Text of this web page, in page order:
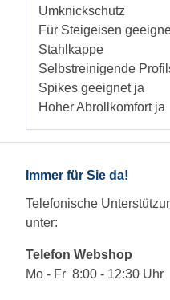
Für Steigeisen
Stahlkappe
Selbstreinigende
Spikes geeignet ja
Hoher Abrollkomfort ja
Immer für Sie da!
Telefonische
unter:
Telefon Webshop
Mo - Fr 8:00 - 12:30 Uhr